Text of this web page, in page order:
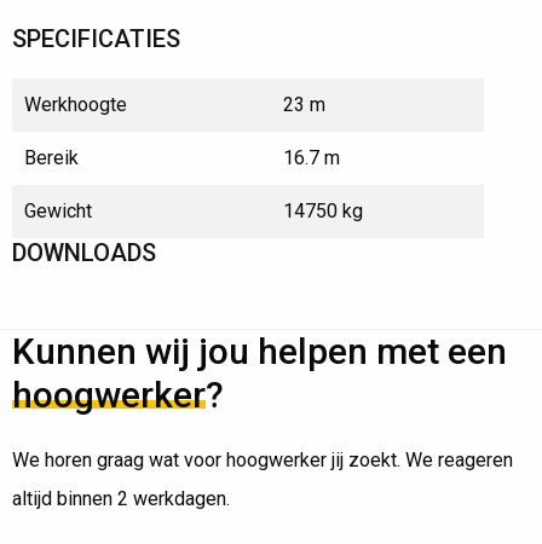
SPECIFICATIES
Werkhoogte 23 m
Bereik 16.7 m
Gewicht 14750 kg
DOWNLOADS
Kunnen wij jou helpen met een
hoogwerker?
We horen graag wat voor hoogwerker jij zoekt. We reageren
altijd binnen 2 werkdagen.